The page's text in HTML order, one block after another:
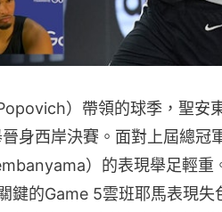
）帶領的球季，聖安
身西岸決賽。面對上屆總冠
）的表現舉足輕重
鍵的Game 5雲班耶馬表現失